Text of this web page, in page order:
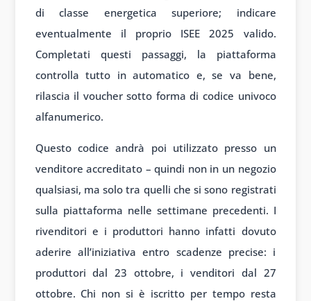
di classe energetica superiore; indicare
eventualmente il proprio ISEE 2025 valido.
Completati questi passaggi, la piattaforma
controlla tutto in automatico e, se va bene,
rilascia il voucher sotto forma di codice univoco
alfanumerico.
Questo codice andrà poi utilizzato presso un
venditore accreditato – quindi non in un negozio
qualsiasi, ma solo tra quelli che si sono registrati
sulla piattaforma nelle settimane precedenti. I
rivenditori e i produttori hanno infatti dovuto
aderire all’iniziativa entro scadenze precise: i
produttori dal 23 ottobre, i venditori dal 27
ottobre. Chi non si è iscritto per tempo resta